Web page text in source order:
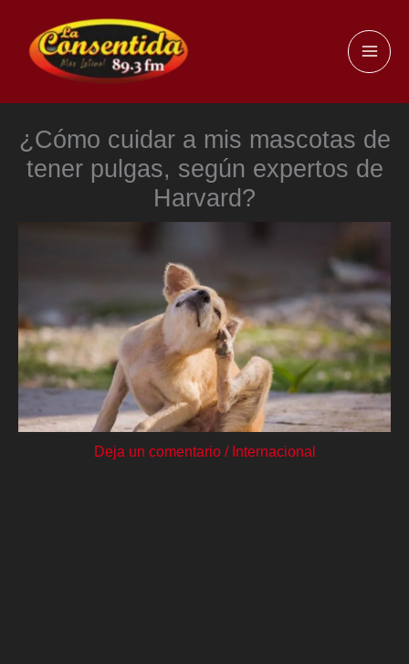
contenido
¿Cómo cuidar a mis mascotas de
tener pulgas, según expertos de
Harvard?
Deja un comentario / Internacional